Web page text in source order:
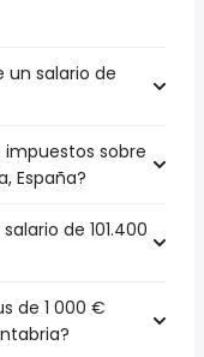
un salario de
impuestos sobre
España?
de 101.400
de 1 000 €